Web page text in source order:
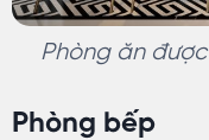
Phòng ăn
Phòng bếp